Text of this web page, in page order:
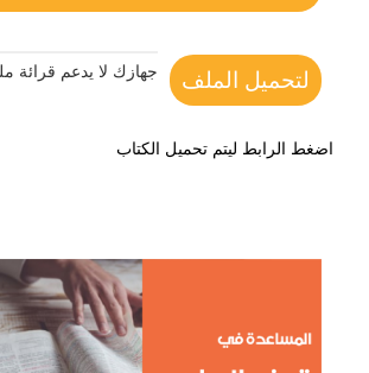
لتحميل الملف جهازك لا يدعم قرائة
اضغط الرابط ليتم تحميل الكتاب